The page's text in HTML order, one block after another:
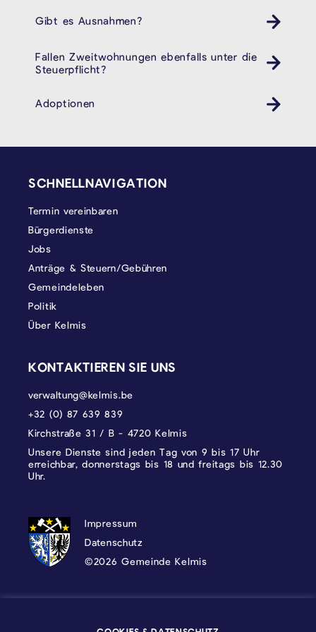
Gibt es Ausnahmen?
Fallen Zweitwohnungen ebenfalls unter die
Steuerpflicht?
Adoptionen
SCHNELLNAVIGATION
Termin vereinbaren
Bürgerdienste
Jobs
Anträge & Steuern/Gebühren
Gemeindeleben
Politik
Über Kelmis
KONTAKTIEREN SIE UNS
verwaltung@kelmis.be
+32 (0) 87 639 839
Kirchstraße 31 / B - 4720 Kelmis
Unsere Dienste sind jeden Tag von 9 bis 17 Uhr
erreichbar, donnerstags bis 18 und freitags bis 12.30
Uhr.
DATENSCHUTZ, IMPRESSUM UND
Impressum
Datenschutz
©2026 Gemeinde Kelmis